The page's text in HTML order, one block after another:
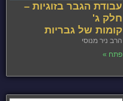
עבודת הגבר בזוגיות –
חלק ג'
קומות של גבריות
הרב ניר מנוסי
פתח »